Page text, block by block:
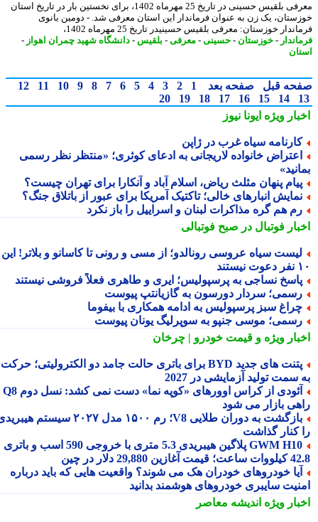
معرفی بلقیس حسینی در تاریخ 25 مهرماه 1402، برای نخستین بار در تاریخ استان
یک زن به عنوان فرماندار این استان معرفی شد. - دومین بانوی
خوزستان: معرفی بلقیس حسینیدر تاریخ 25 مهرماه 1402،
-خوزستان-حسینی-معرفی-بلقیس-دانشگاه شهید چمران اهواز -
قبل صفحه بعد 1
2
3
4
5
6
7
8
9
10
11
12
14
15
16
17
18
19
20
ویژهایونا نیوز
سیاه غرب در ژاپن
خانواده لاریجانی به ادعای کوثری؛ «منتظر نظر رسمی
پنهان مثلث ریاض، اسلام آباد و آنکارا برای تهران چیست؟
انبارهای خالی؛ تاکتیک آمریکا برای عبور از باتلاق جنگ؟
هم گره مذاکرات لبنان و اسراییل را باز نکرد
فوتبال در صبح فوتبالی
سیاه عروسی رونالدو؛ از مسی و رونی تا کاسانو و بلاتر! این
نساجی به پرسپولیس؛ ایری و طاهری فعلاً فروشی نیستند
سردار دورسون به گازیانتپ پیوست
سبز پرسپولیس به ادامه همکاری با بیفوما
موسی جنپو به سوپرلیگ یونان پیوست
ویژهو قیمت خودرو | چرخان
پتنت های جدید BYD برای باتری حالت جامد دو الکترولیتی؛ حرکت
سمت تولید آزمایشی در 2027
آئودی از کراس اوورهای «کوپه نما» دست نمی کشد: نسل دوم Q8
بازار می شود
بازگشت به دوران طلایی V8؛ رم ۱۵۰۰ مدل ۲۰۲۷ سیستم هیبریدی
کنار گذاشت
GWM H10 پلاگین هیبریدی 5.3 متری با خروجی 590 اسب و باتری
29,880 دلار در چین
خودروهای خودران هک می شوند؟ واقعیت هایی که باید درباره
سایبری خودروهای هوشمند بدانید
ویژهاندیشه معاصر